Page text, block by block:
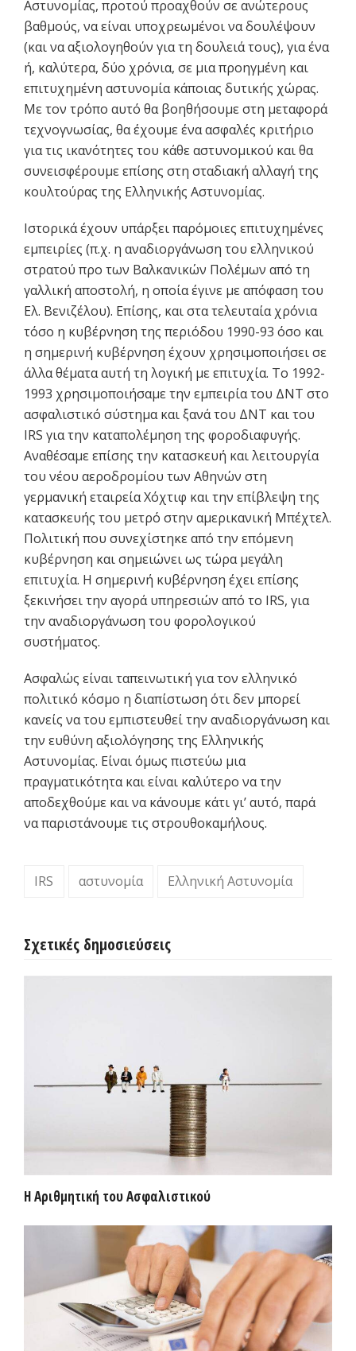
Αστυνομίας, προτού προαχθούν σε ανώτερους
βαθμούς, να είναι υποχρεωμένοι να δουλέψουν
(και να αξιολογηθούν για τη δουλειά τους), για ένα
ή, καλύτερα, δύο χρόνια, σε μια προηγμένη και
επιτυχημένη αστυνομία κάποιας δυτικής χώρας.
Με τον τρόπο αυτό θα βοηθήσουμε στη μεταφορά
τεχνογνωσίας, θα έχουμε ένα ασφαλές κριτήριο
για τις ικανότητες του κάθε αστυνομικού και θα
συνεισφέρουμε επίσης στη σταδιακή αλλαγή της
κουλτούρας της Ελληνικής Αστυνομίας.
Ιστορικά έχουν υπάρξει παρόμοιες επιτυχημένες
εμπειρίες (π.χ. η αναδιοργάνωση του ελληνικού
στρατού προ των Βαλκανικών Πολέμων από τη
γαλλική αποστολή, η οποία έγινε με απόφαση του
Ελ. Βενιζέλου). Επίσης, και στα τελευταία χρόνια
τόσο η κυβέρνηση της περιόδου 1990-93 όσο και
η σημερινή κυβέρνηση έχουν χρησιμοποιήσει σε
άλλα θέματα αυτή τη λογική με επιτυχία. Το 1992-
1993 χρησιμοποιήσαμε την εμπειρία του ΔΝΤ στο
ασφαλιστικό σύστημα και ξανά του ΔΝΤ και του
IRS για την καταπολέμηση της φοροδιαφυγής.
Αναθέσαμε επίσης την κατασκευή και λειτουργία
του νέου αεροδρομίου των Αθηνών στη
γερμανική εταιρεία Χόχτιφ και την επίβλεψη της
κατασκευής του μετρό στην αμερικανική Μπέχτελ.
Πολιτική που συνεχίστηκε από την επόμενη
κυβέρνηση και σημειώνει ως τώρα μεγάλη
επιτυχία. Η σημερινή κυβέρνηση έχει επίσης
ξεκινήσει την αγορά υπηρεσιών από το IRS, για
την αναδιοργάνωση του φορολογικού
συστήματος.
Ασφαλώς είναι ταπεινωτική για τον ελληνικό
πολιτικό κόσμο η διαπίστωση ότι δεν μπορεί
κανείς να του εμπιστευθεί την αναδιοργάνωση και
την ευθύνη αξιολόγησης της Ελληνικής
Αστυνομίας. Είναι όμως πιστεύω μια
πραγματικότητα και είναι καλύτερο να την
αποδεχθούμε και να κάνουμε κάτι γι’ αυτό, παρά
να παριστάνουμε τις στρουθοκαμήλους.
IRS αστυνομία Ελληνική Αστυνομία
Σχετικές δημοσιεύσεις
Η Αριθμητική του Ασφαλιστικού